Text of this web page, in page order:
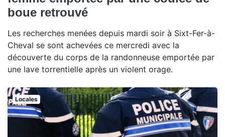
boue retrouvé
Les recherches menées depuis mardi soir à Sixt-Fer-à-
Cheval se sont achevées ce mercredi avec la
découverte du corps de la randonneuse emportée par
une lave torrentielle après un violent orage.
Locales